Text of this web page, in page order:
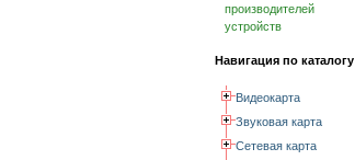
производителей
устройств
Навигация по каталогу
Видеокарта
Звуковая карта
Сетевая карта